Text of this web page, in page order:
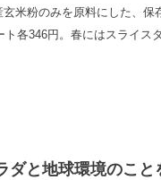
玄米粉のみを原料にした、保
ト各346円。春にはスライス
ダと地球環境のこと